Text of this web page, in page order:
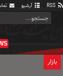
آرشیو
بازار